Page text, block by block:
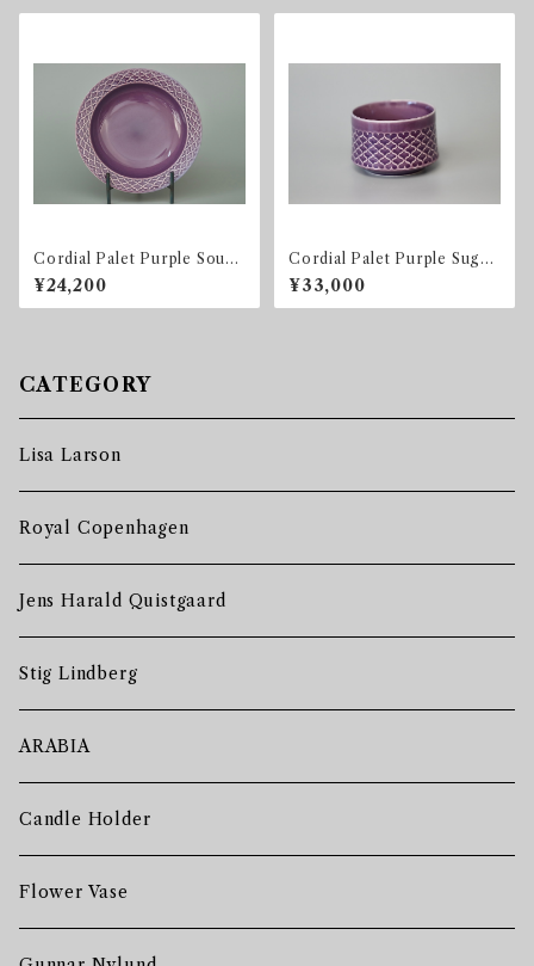
Cordial Palet Purple Soup
Bowl
¥24,200
Cordial Palet Purple Sugar
Bowl
¥33,000
CATEGORY
Lisa Larson
Royal Copenhagen
Jens Harald Quistgaard
Stig Lindberg
ARABIA
Candle Holder
Flower Vase